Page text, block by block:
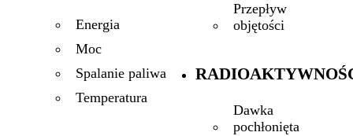
Energia
Moc
Spalanie paliwa
Temperatura
Przepływ
objętości
Dawka
pochłonięta